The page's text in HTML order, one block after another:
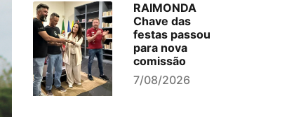
RAIMONDA
Chave das
festas passou
para nova
comissão
7/08/2026